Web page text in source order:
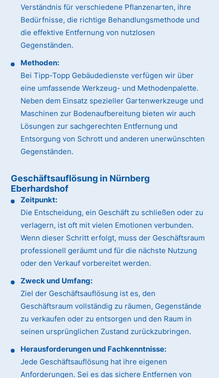
Verständnis für verschiedene Pflanzenarten, ihre
Bedürfnisse, die richtige Behandlungsmethode und
die effektive Entfernung von nutzlosen
Gegenständen.
Methoden:
Bei Tipp-Topp Gebäudedienste verfügen wir über
eine umfassende Werkzeug- und Methodenpalette.
Neben dem Einsatz spezieller Gartenwerkzeuge und
Maschinen zur Bodenaufbereitung bieten wir auch
Lösungen zur sachgerechten Entfernung und
Entsorgung von Schrott und anderen unerwünschten
Gegenständen.
Geschäftsauflösung in Nürnberg
Eberhardshof
Zeitpunkt:
Die Entscheidung, ein Geschäft zu schließen oder zu
verlagern, ist oft mit vielen Emotionen verbunden.
Wenn dieser Schritt erfolgt, muss der Geschäftsraum
professionell geräumt und für die nächste Nutzung
oder den Verkauf vorbereitet werden.
Zweck und Umfang:
Ziel der Geschäftsauflösung ist es, den
Geschäftsraum vollständig zu räumen, Gegenstände
zu verkaufen oder zu entsorgen und den Raum in
seinen ursprünglichen Zustand zurückzubringen.
Herausforderungen und Fachkenntnisse:
Jede Geschäftsauflösung hat ihre eigenen
Anforderungen. Sei es das sichere Entfernen von